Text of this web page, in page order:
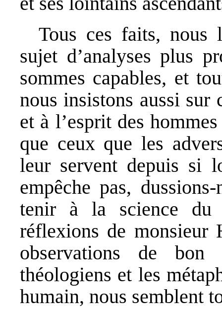
Tous ces faits, nous
sujet d’analyses plus
sommes capables, et
nous insistons aussi sur
et à l’esprit des
que ceux que les
leur servent depuis si
empêche pas,
tenir à la science du
réflexions de monsieur
observations de bon
théologiens et les
humain, nous semblent